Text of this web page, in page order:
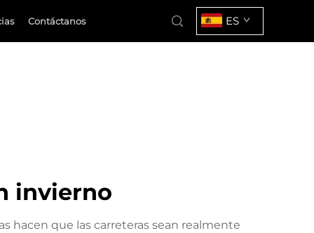
Contáctanos ES
invierno
hacen que las carreteras sean realmente